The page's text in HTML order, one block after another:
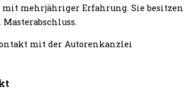
mehrjähriger Erfahrung. Sie besitzen